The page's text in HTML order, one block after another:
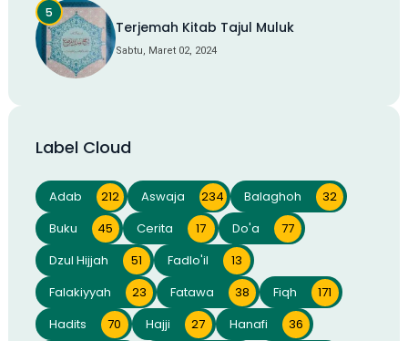
Terjemah Kitab Tajul Muluk
Sabtu, Maret 02, 2024
Label Cloud
Adab 212 Aswaja 234 Balaghoh
32
Buku
45 Cerita 17 Do'a
77
Dzul Hijjah
51 Fadlo'il
13
Falakiyyah
23 Fatawa 38 Fiqh
171
Hadits
70 Hajji 27 Hanafi
36